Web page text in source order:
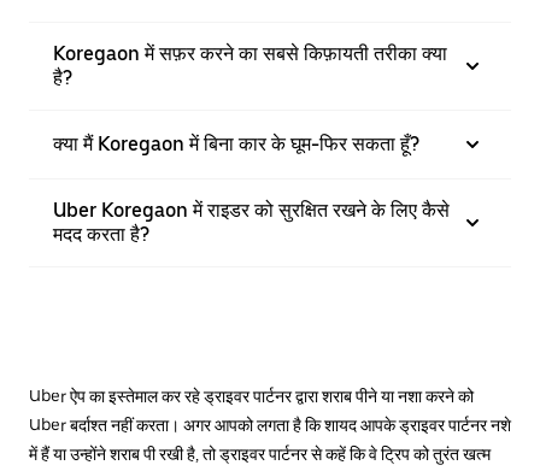
Koregaon में सफ़र करने का सबसे किफ़ायती तरीका क्या
है?
क्या मैं Koregaon में बिना कार के घूम-फिर सकता हूँ?
Uber Koregaon में राइडर को सुरक्षित रखने के लिए कैसे
मदद करता है?
Uber ऐप का इस्तेमाल कर रहे ड्राइवर पार्टनर द्वारा शराब पीने या नशा करने को
Uber बर्दाश्त नहीं करता। अगर आपको लगता है कि शायद आपके ड्राइवर पार्टनर नशे
में हैं या उन्होंने शराब पी रखी है, तो ड्राइवर पार्टनर से कहें कि वे ट्रिप को तुरंत खत्म